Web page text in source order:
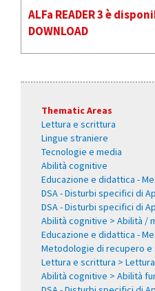
ALFa READER 3 è
DOWNLOAD
Thematic Areas
Lettura e scrittura
Lingue straniere
Tecnologie e media
Abilità cognitive
Educazione e didattica -
DSA - Disturbi specifici di
DSA - Disturbi specifici di
Abilità cognitive > Abilità /
Educazione e didattica -
Metodologie di recupero e
Lettura e scrittura >
Abilità cognitive > Abilità